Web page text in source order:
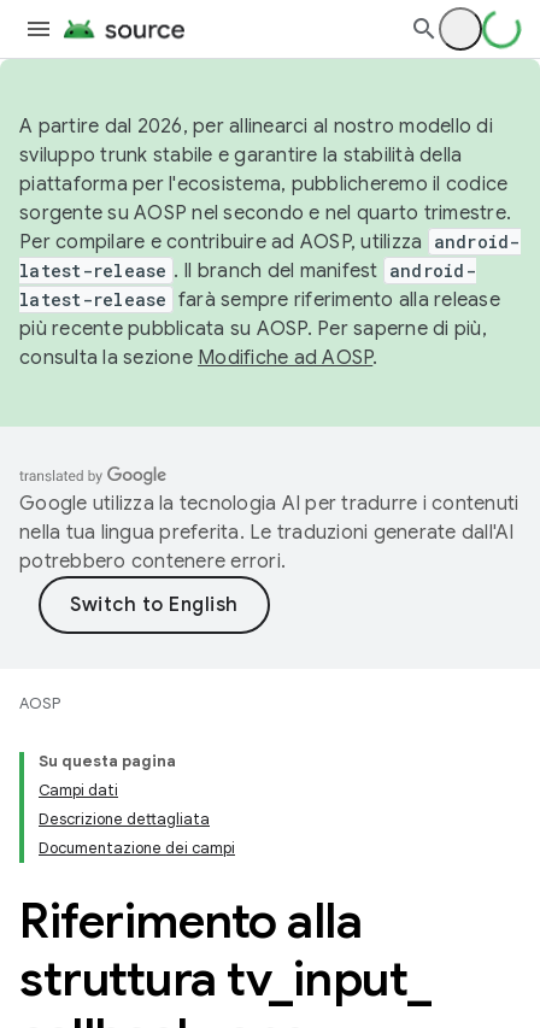
A partire dal 2026, per allinearci al nostro modello di
sviluppo trunk stabile e garantire la stabilità della
piattaforma per l'ecosistema, pubblicheremo il codice
sorgente su AOSP nel secondo e nel quarto trimestre.
Per compilare e contribuire ad AOSP, utilizza
android-
latest-release . Il branch del manifest android-
latest-release farà sempre riferimento alla release
più recente pubblicata su AOSP. Per saperne di più,
consulta la sezione Modifiche ad AOSP.
Google utilizza la tecnologia AI per tradurre i contenuti
nella tua lingua preferita. Le traduzioni generate dall'AI
potrebbero contenere errori.
AOSP
Su questa pagina
Campi dati
Descrizione dettagliata
Documentazione dei campi
Riferimento alla
struttura tv_ input